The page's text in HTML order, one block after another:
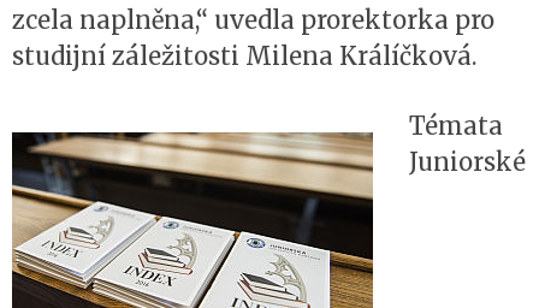
zcela naplněna,“ uvedla prorektorka pro
studijní záležitosti Milena Králíčková.
Témata
Juniorské